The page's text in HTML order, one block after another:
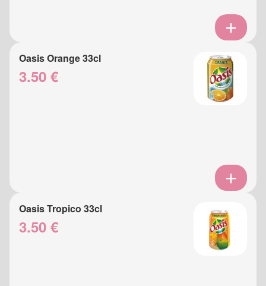
Oasis Orange 33cl
3.50 €
Oasis Tropico 33cl
3.50 €